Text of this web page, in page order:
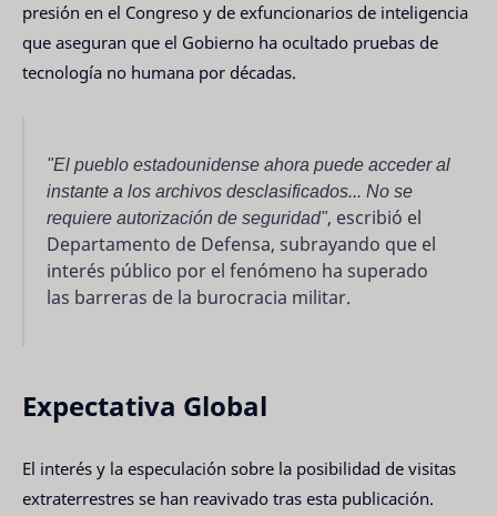
presión en el Congreso y de exfuncionarios de inteligencia
que aseguran que el Gobierno ha ocultado pruebas de
tecnología no humana por décadas.
"El pueblo estadounidense ahora puede acceder al
instante a los archivos desclasificados... No se
requiere autorización de seguridad", escribió el
Departamento de Defensa, subrayando que el
interés público por el fenómeno ha superado
las barreras de la burocracia militar.
Expectativa Global
El interés y la especulación sobre la posibilidad de visitas
extraterrestres se han reavivado tras esta publicación.